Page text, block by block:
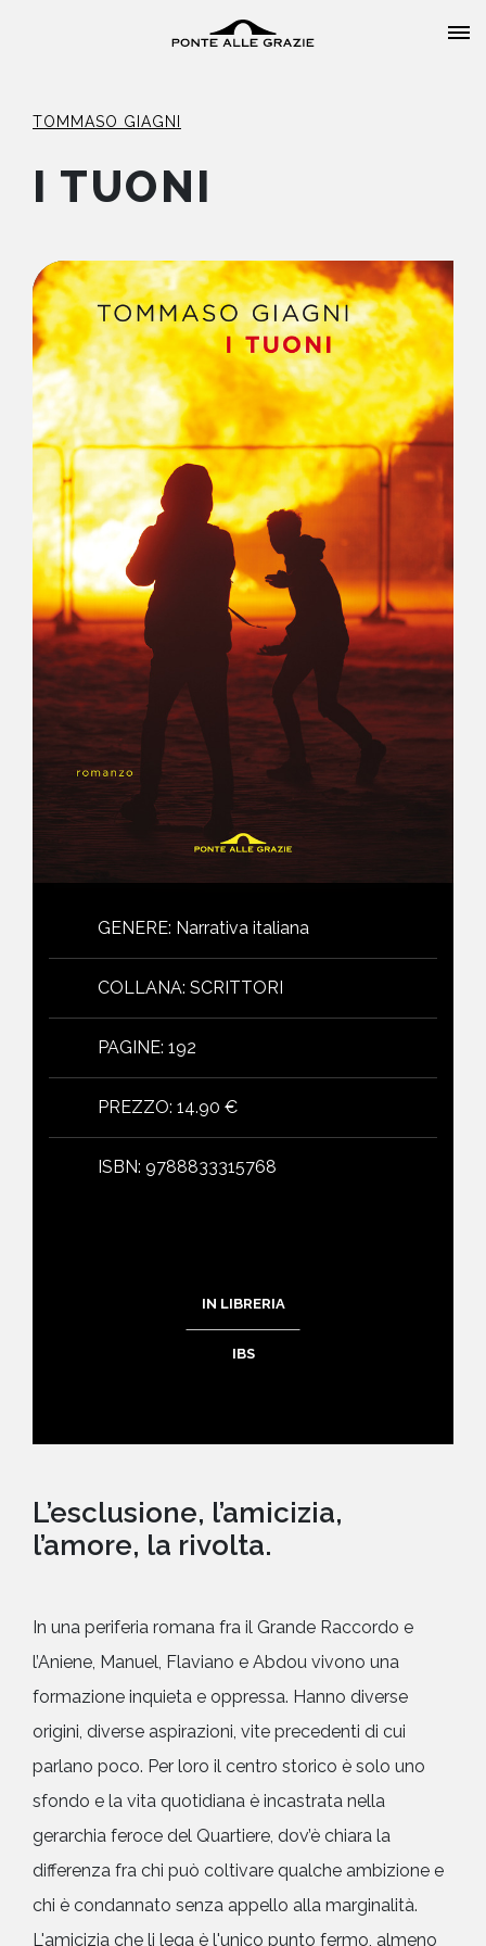
CHI SIAMO
CATALOGO
AUTORI
EVENTI
NEWS
CONTATTI
TOMMASO GIAGNI
I TUONI
GENERE: Narrativa italiana
COLLANA: SCRITTORI
PAGINE: 192
PREZZO: 14.90 €
ISBN: 9788833315768
IN LIBRERIA
IBS
L’esclusione, l’amicizia,
l’amore, la rivolta.
In una periferia romana fra il Grande Raccordo e
l’Aniene, Manuel, Flaviano e Abdou vivono una
formazione inquieta e oppressa. Hanno diverse
origini, diverse aspirazioni, vite precedenti di cui
parlano poco. Per loro il centro storico è solo uno
sfondo e la vita quotidiana è incastrata nella
gerarchia feroce del Quartiere, dov’è chiara la
differenza fra chi può coltivare qualche ambizione e
chi è condannato senza appello alla marginalità.
L'amicizia che li lega è l'unico punto fermo, almeno